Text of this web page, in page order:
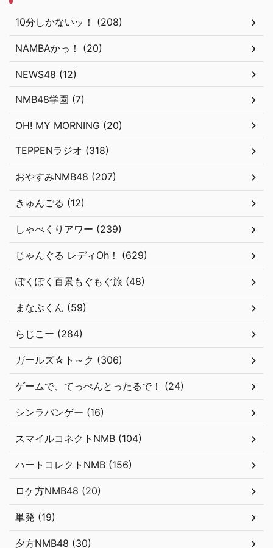
10分しかないッ！ (208)
NAMBAかっ！ (20)
NEWS48 (12)
NMB48学園 (7)
OH! MY MORNING (20)
TEPPENラジオ (318)
おやすみNMB48 (207)
きゅんごる (12)
しゃべくりアワー (239)
じゃんぐる レディOh！ (629)
ぽくぽく百景もぐもぐ旅 (48)
まなぶくん (59)
らじこー (284)
ガールズ☆ト～ク (306)
ゲームで、てっぺんとったるで！ (24)
シンラバンゲー (16)
スマイルコネクトNMB (104)
ハートコレクトNMB (156)
ロケ方NMB48 (20)
単発 (19)
夕方NMB48 (30)